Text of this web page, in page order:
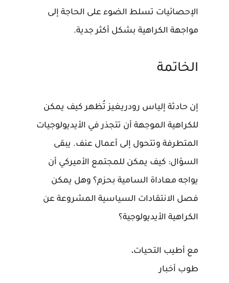
الإحصائيات تسلط الضوء على الحاجة إلى
مواجهة الكراهية بشكل أكثر جدية.
الخاتمة
إن حادثة إلياس رودريغيز تُظهر كيف يمكن
للكراهية الموجهة أن تتجذر في الأيديولوجيات
المتطرفة وتتحول إلى أعمال عنف. يبقى
السؤال: كيف يمكن للمجتمع الأميركي أن
يواجه معاداة السامية بحزم؟ وهل يمكن
فصل الانتقادات السياسية المشروعة عن
الكراهية الأيديولوجية؟
مع أطيب التحيات،
طوب أخبار